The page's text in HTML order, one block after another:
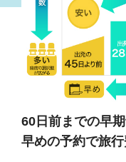
60日前までの早
早めの予約で旅行